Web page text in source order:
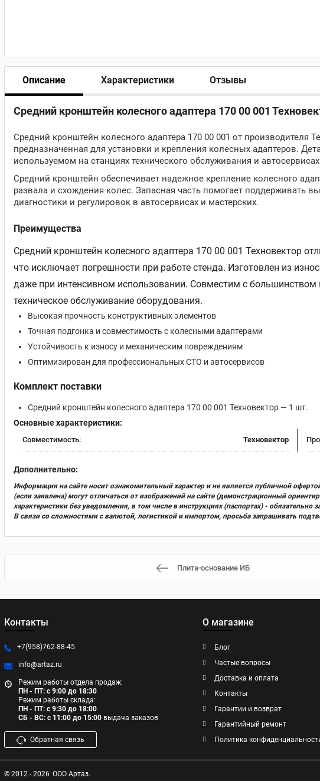
Описание Характеристики Отзывы
Средний кронштейн колесного адаптера 170 00 001
Средний кронштейн колесного адаптера 170 00 001 от производителя
предназначенная для установки и крепления колесных адаптеров.
используемом на станциях технического обслуживания и
Средний кронштейн обеспечивает надежное крепление колесного
развала и схождения колес. Запасная часть помогает поддерживать
диагностики и регулировок в автосервисах и мастерских.
Преимущества
Средний кронштейн колесного адаптера 170 00 001 Техновектор
что исключает погрешности при работе стенда. Изготовлен из
даже при интенсивном использовании. Совместим с большинством
техническое обслуживание оборудования.
Высокая прочность конструктивных элементов
Точная подгонка и совместимость с колесными адаптерами
Устойчивость к износу и механическим повреждениям
Оптимизирован для профессиональных СТО и автосервисов
Комплект поставки
Средний кронштейн колесного адаптера 170 00 001 Техновектор — 1 шт.
Основные характеристики:
Совместимость: Техновектор
Дополнительно:
Информация на сайте носит ознакомительный характер и не является публичной
(если заявлена) могут отличаться от изображений на сайте (демонстрационный
характеристики без уведомления, в том числе в инструкциях (паспортах) -
В связи со сложностями с валютой, логистикой и импортом, просьба запрашивать
Плита-основание ИБ
Контакты
+7(958)762-88-45
info@artaz.ru
Режим работы отдела продаж:
ПН - ПТ: с 9:00 до 18:30
Режим работы склада:
ПН - ПТ: с 9:30 до 18:00
СБ - ВС: с 11:00 до 15:00 выдача заказов
Обратная связь
О магазине
Блог
Частые вопросы
Доставка и оплата
Контакты
Гарантии и возврат
Гарантийный ремонт
Политика
© 2012 - 2026 ООО Артаз.